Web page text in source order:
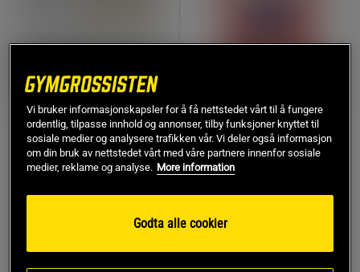
10 x Protein Nachos, 30g
1 anmeldelser
Star Nutrition
Overvåke
Sjokoladepeanøtter 40 g
2 anmeldelser
Healthyco
Vi bruker informasjonskapsler for å få nettstedet vårt til å fungere
ordentlig, tilpasse innhold og annonser, tilby funksjoner knyttet til
sosiale medier og analysere trafikken vår. Vi deler også informasjon
om din bruk av nettstedet vårt med våre partnere innenfor sosiale
medier, reklame og analyse. More information
Godta alle cookier